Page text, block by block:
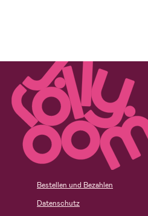
Bestellen und Bezahlen
Datenschutz